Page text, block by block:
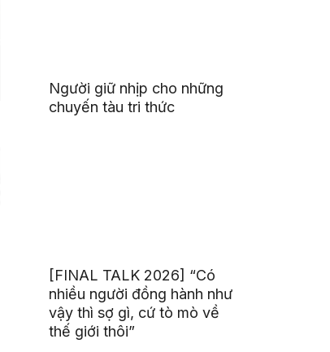
Người giữ nhịp cho những
chuyến tàu tri thức
[FINAL TALK 2026] “Có
nhiều người đồng hành như
vậy thì sợ gì, cứ tò mò về
thế giới thôi”